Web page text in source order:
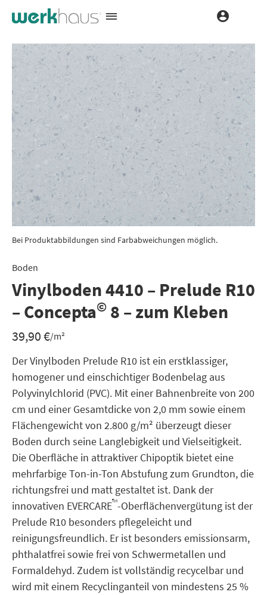
Bei Produktabbildungen sind Farbabweichungen möglich.
Boden
Vinylboden 4410 – Prelude R10
– Concepta© 8 – zum Kleben
39,90€/m²
Der Vinylboden Prelude R10 ist ein erstklassiger,
homogener und einschichtiger Bodenbelag aus
Polyvinylchlorid (PVC). Mit einer Bahnenbreite von 200
cm und einer Gesamtdicke von 2,0 mm sowie einem
Flächengewicht von 2.800 g/m² überzeugt dieser
Boden durch seine Langlebigkeit und Vielseitigkeit.
Die Oberfläche in attraktiver Chipoptik bietet eine
mehrfarbige Ton-in-Ton Abstufung zum Grundton, die
richtungsfrei und matt gestaltet ist. Dank der
innovativen EVERCARE™-Oberflächenvergütung ist der
Prelude R10 besonders pflegeleicht und
reinigungsfreundlich. Er ist besonders emissionsarm,
phthalatfrei sowie frei von Schwermetallen und
Formaldehyd. Zudem ist vollständig recycelbar und
wird mit einem Recyclinganteil von mindestens 25 %